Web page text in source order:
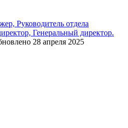
Руководитель отдела
Генеральный директор.
28 апреля 2025